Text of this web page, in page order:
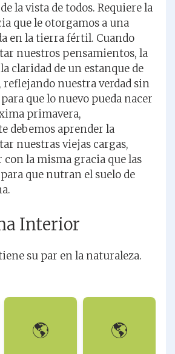
la vista de todos. Requiere la
que le otorgamos a una
en la tierra fértil. Cuando
nuestros pensamientos, la
claridad de un estanque de
nuestra verdad sin
que lo nuevo pueda nacer
primavera,
debemos aprender la
nuestras viejas cargas,
con la misma gracia que las
que nutran el suelo de
Interior
su par en la naturaleza.
🌎
Soltar 🌎
Hojas de Otoño